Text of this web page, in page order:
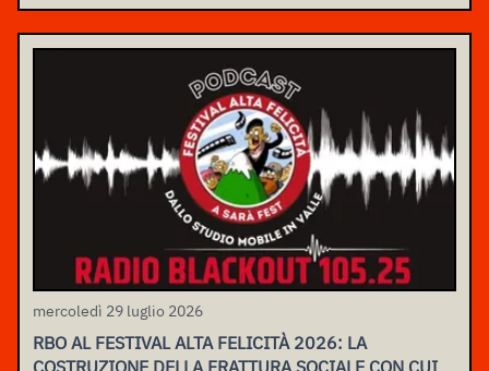
mercoledì 29 luglio 2026
RBO AL FESTIVAL ALTA FELICITÀ 2026: LA